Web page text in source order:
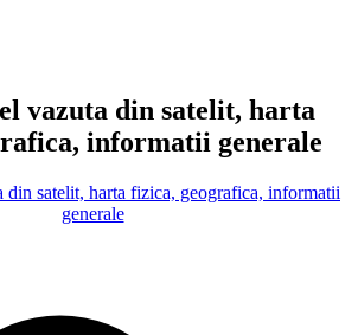
vazuta din satelit, harta
informatii generale